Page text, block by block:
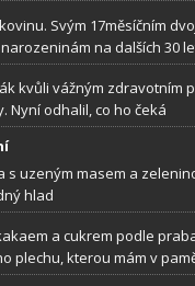
Svým 17měsíčním
na dalších 30
kvůli vážným zdravotním
Nyní odhalil, co ho čeká
s uzeným masem a
hlad
a cukrem podle
plechu, kterou mám v